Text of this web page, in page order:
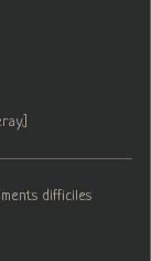
difficiles